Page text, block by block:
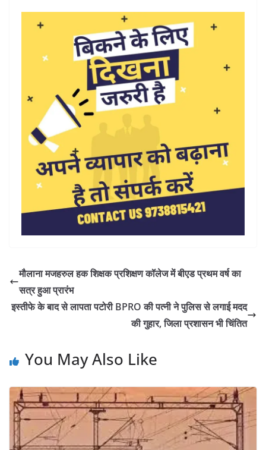
मौलाना मजहरुल हक शिक्षक प्रशिक्षण कॉलेज में बीएड प्रथम वर्ष का
सत्र हुआ प्रारंभ
इस्तीफे के बाद से लापता पटोरी BPRO की पत्नी ने पुलिस से लगाई मदद
की गुहार, जिला प्रशासन भी चिंतित
You May Also Like